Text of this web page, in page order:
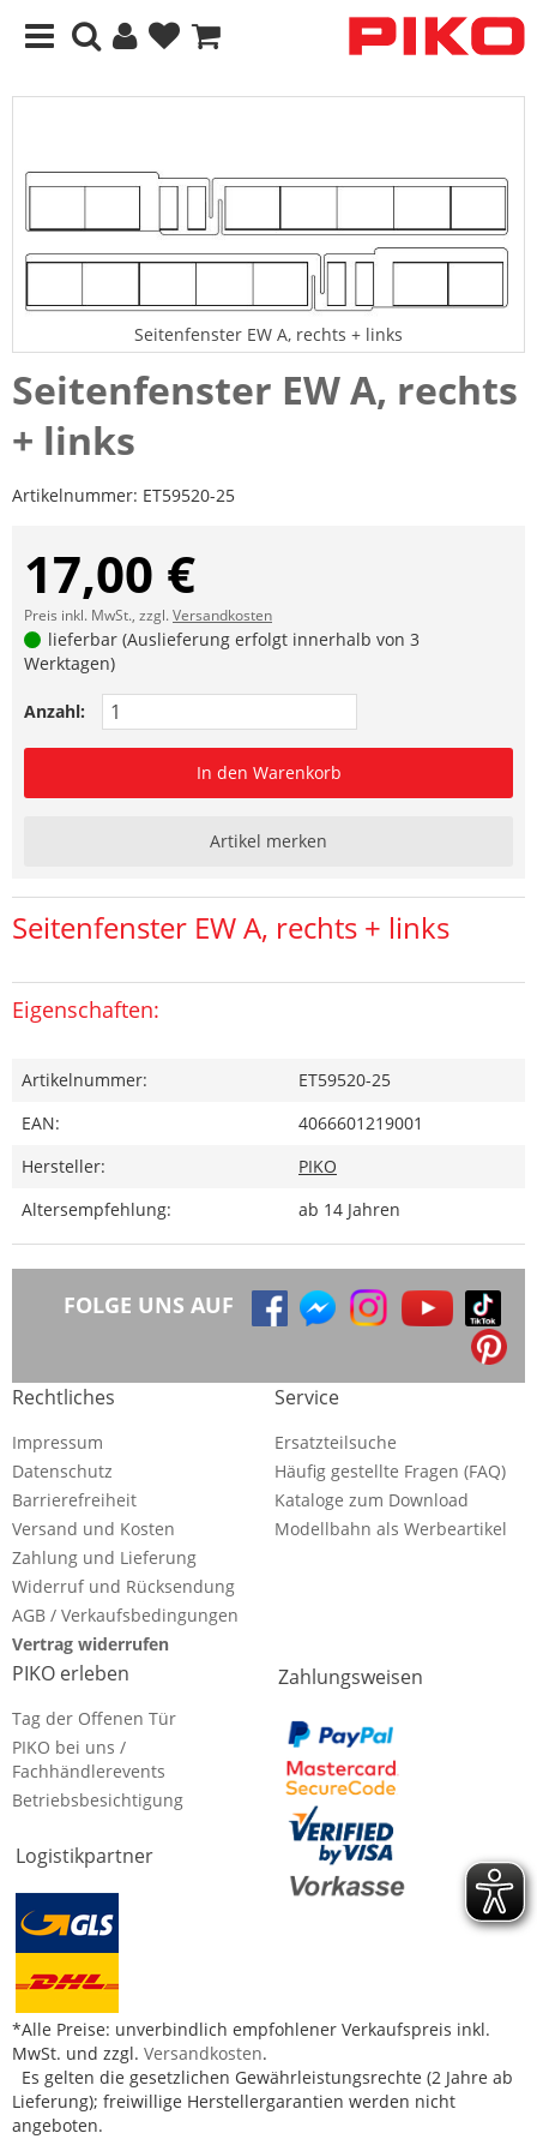
Seitenfenster EW A, rechts + links
Seitenfenster EW A, rechts
+ links
Artikelnummer: ET59520-25
17,00 €
Preis inkl. MwSt., zzgl.Versandkosten
lieferbar (Auslieferung erfolgt innerhalb von 3
Werktagen)
Anzahl:
In den Warenkorb
Artikel merken
Seitenfenster EW A, rechts + links
Eigenschaften:
Artikelnummer:
ET59520-25
EAN:
4066601219001
Hersteller:
PIKO
Altersempfehlung:
ab 14 Jahren
FOLGE UNS AUF
Rechtliches
Impressum
Datenschutz
Barrierefreiheit
Versand und Kosten
Zahlung und Lieferung
Widerruf und Rücksendung
AGB / Verkaufsbedingungen
Vertrag widerrufen
Service
Ersatzteilsuche
Häufig gestellte Fragen (FAQ)
Kataloge zum Download
Modellbahn als Werbeartikel
PIKO erleben
Tag der Offenen Tür
PIKO bei uns /
Fachhändlerevents
Betriebsbesichtigung
Logistikpartner
Zahlungsweisen
*Alle Preise: unverbindlich empfohlener Verkaufspreis inkl.
MwSt. und zzgl. Versandkosten.
Es gelten die gesetzlichen Gewährleistungsrechte (2 Jahre ab
Lieferung); freiwillige Herstellergarantien werden nicht
angeboten.